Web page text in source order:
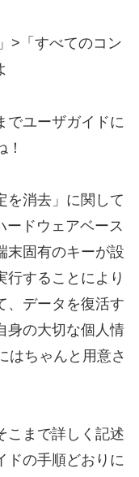
>「すべてのコン
でユーザガイドに
を消去」に関して
ードウェアベース
末固有のキーが設
行することにより
データを復活す
身の大切な個人情
はちゃんと用意さ
こまで詳しく記述
ドの手順どおりに